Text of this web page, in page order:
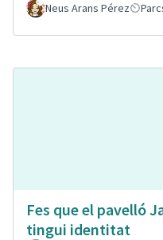
Neus Arans Pérez
Fes que el pavelló
tingui identitat